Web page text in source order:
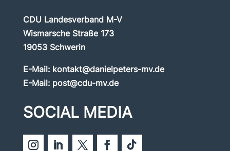
CDU Landesverband M-V
Wismarsche Straße 173
19053 Schwerin
E-Mail: kontakt@danielpeters-mv.de
E-Mail: post@cdu-mv.de
SOCIAL MEDIA